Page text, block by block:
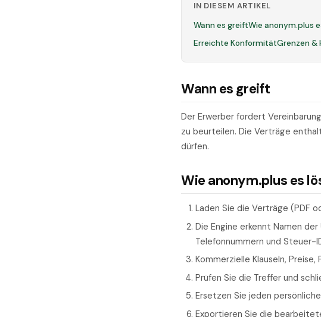
IN DIESEM ARTIKEL
Wann es greiftWie anonym.plus
Erreichte KonformitätGrenzen &
Wann es greift
Der Erwerber fordert
zu beurteilen. Die Verträge
dürfen.
Wie anonym.plus es
Laden Sie die Verträge (PDF
Die Engine erkennt Namen
Telefonnummern und Steuer-
Kommerzielle Klauseln,
Prüfen Sie die Treffer und
Ersetzen Sie jeden
Exportieren Sie die